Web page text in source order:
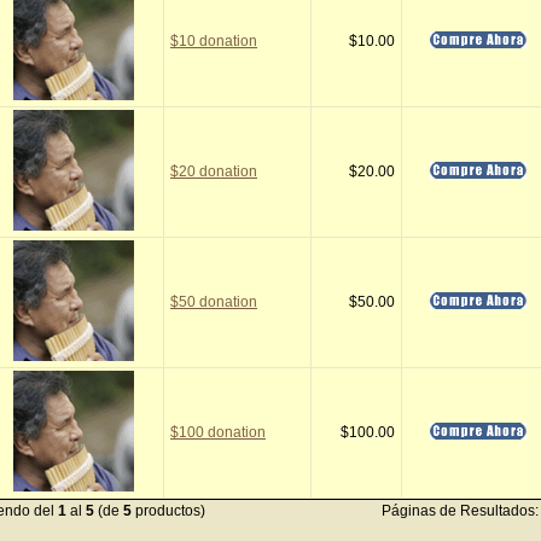
$10 donation $10.00
$20 donation $20.00
$50 donation $50.00
$100 donation $100.00
del 1 al 5 (de 5 productos) Páginas de